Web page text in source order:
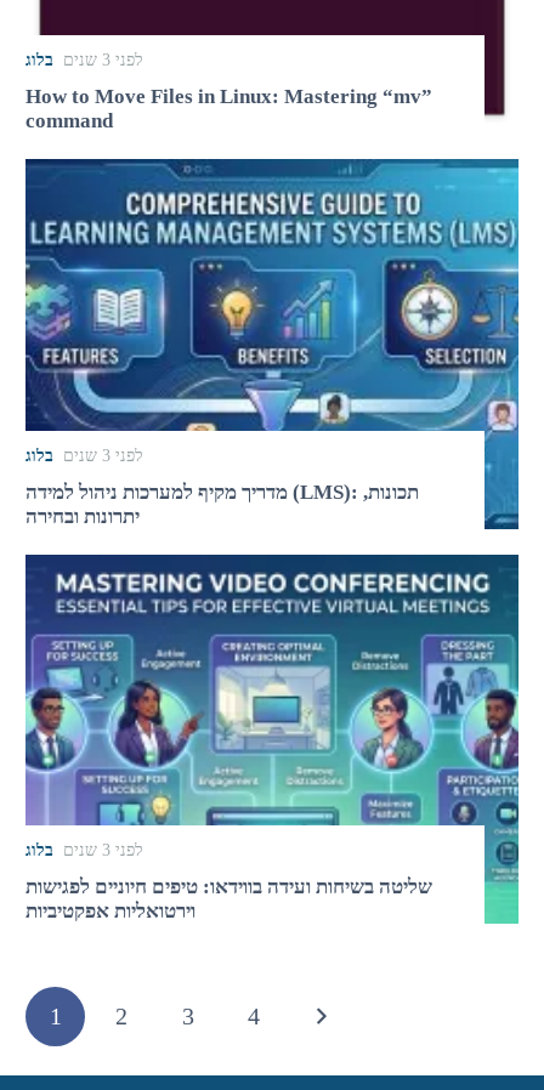
בלוג לפני 3 שנים
How to Move Files in Linux: Mastering “mv”
command
בלוג לפני 3 שנים
מדריך מקיף למערכות ניהול למידה (LMS): תכונות,
יתרונות ובחירה
בלוג לפני 3 שנים
שליטה בשיחות ועידה בווידאו: טיפים חיוניים לפגישות
וירטואליות אפקטיביות
1 2 3 4